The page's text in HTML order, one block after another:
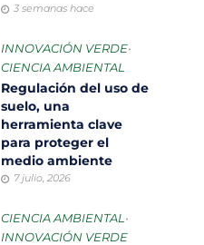
3 semanas hace
INNOVACIÓN VERDE•
CIENCIA AMBIENTAL
Regulación del uso de
suelo, una
herramienta clave
para proteger el
medio ambiente
7 julio, 2026
CIENCIA AMBIENTAL •
INNOVACIÓN VERDE